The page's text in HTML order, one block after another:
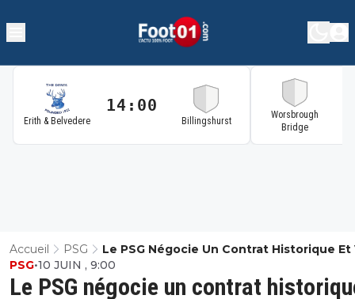
Erith & Belvedere
14:00
Billingshurst
Worsbrough
Bridge
Accueil PSG
Le PSG Négocie Un Contrat Historique Et
Les 100ME Par An
Le PSG négocie un contrat
PSG•10 JUIN , 9:00